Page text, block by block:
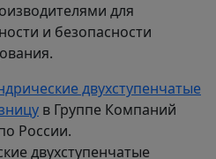
для
и безопасности
двухступенчатые
в Группе Компаний
России.
двухступенчатые